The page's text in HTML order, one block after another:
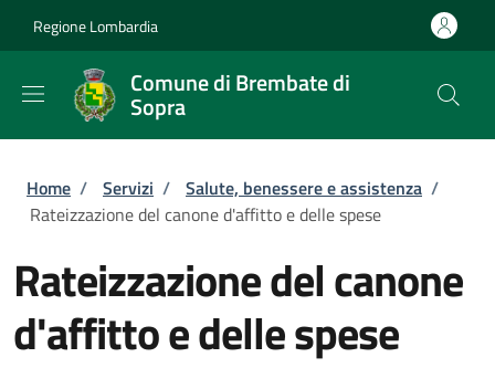
Regione Lombardia
Comune di Brembate di
Sopra
Briciole di pane
Home / Servizi / Salute, benessere e assistenza /
Rateizzazione del canone d'affitto e delle spese
Rateizzazione del canone
d'affitto e delle spese